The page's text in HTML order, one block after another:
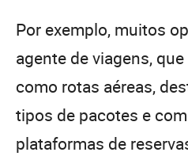
Por exemplo, muitos
agente de viagens,
como rotas aéreas,
tipos de pacotes e
plataformas de